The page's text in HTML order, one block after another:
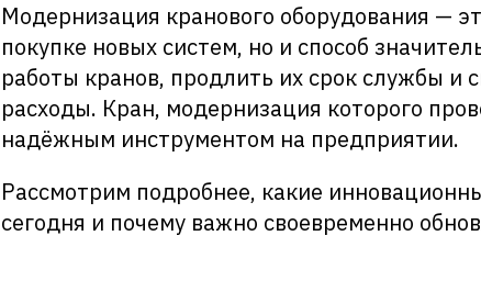
Модернизация кранового оборудования —
покупке новых систем, но и способ
работы кранов, продлить их срок службы и
расходы. Кран, модернизация которого
надёжным инструментом на предприятии.
Рассмотрим подробнее, какие
сегодня и почему важно своевременно